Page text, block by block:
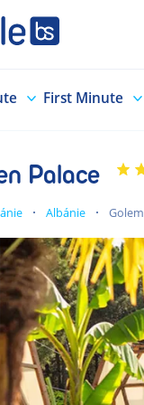
First Minute
Palace
Albánie Golem